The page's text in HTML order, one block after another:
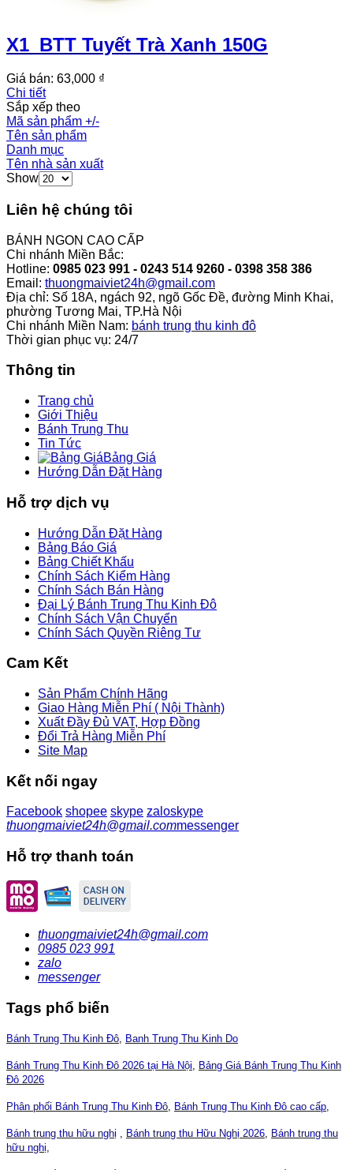
X1_BTT Tuyết Trà Xanh 150G
Giá bán: 63,000 ₫
Chi tiết
Sắp xếp theo
Mã sản phẩm +/-
Tên sản phẩm
Danh mục
Tên nhà sản xuất
Show
Liên hệ chúng tôi
BÁNH NGON CAO CẤP
Chi nhánh Miền Bắc:
Hotline: 0985 023 991 - 0243 514 9260 - 0398 358 386
Email: thuongmaiviet24h@gmail.com
Địa chỉ: Số 18A, ngách 92, ngõ Gốc Đề, đường Minh Khai,
phường Tương Mai, TP.Hà Nội
Chi nhánh Miền Nam: bánh trung thu kinh đô
Thời gian phục vụ: 24/7
Thông tin
Trang chủ
Giới Thiệu
Bánh Trung Thu
Tin Tức
Bảng Giá
Hướng Dẫn Đặt Hàng
Hỗ trợ dịch vụ
Hướng Dẫn Đặt Hàng
Bảng Báo Giá
Bảng Chiết Khấu
Chính Sách Kiểm Hàng
Chính Sách Bán Hàng
Đại Lý Bánh Trung Thu Kinh Đô
Chính Sách Vận Chuyển
Chính Sách Quyền Riêng Tư
Cam Kết
Sản Phẩm Chính Hãng
Giao Hàng Miễn Phí ( Nội Thành)
Xuất Đầy Đủ VAT, Hợp Đồng
Đổi Trả Hàng Miễn Phí
Site Map
Kết nối ngay
Facebook shopee skype zaloskype
thuongmaiviet24h@gmail.commessenger
Hỗ trợ thanh toán
thuongmaiviet24h@gmail.com
0985 023 991
zalo
messenger
Tags phổ biến
Bánh Trung Thu Kinh Đô, Banh Trung Thu Kinh Do
Bánh Trung Thu Kinh Đô 2026 tại Hà Nội, Bảng Giá Bánh Trung Thu Kinh
Đô 2026
Phân phối Bánh Trung Thu Kinh Đô, Bánh Trung Thu Kinh Đô cao cấp,
Bánh trung thu hữu nghị , Bánh trung thu Hữu Nghị 2026, Bánh trung thu
hữu nghị,